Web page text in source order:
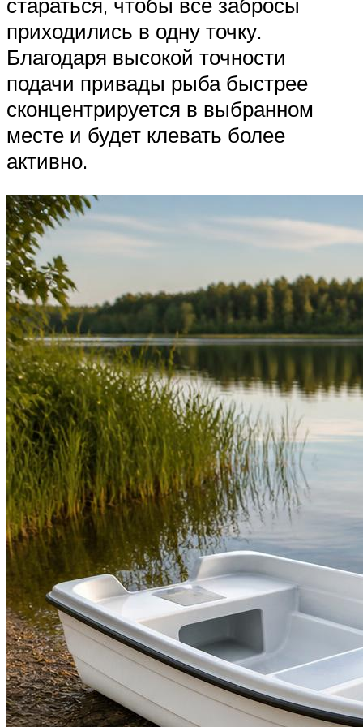
стараться, чтобы все забросы
приходились в одну точку.
Благодаря высокой точности
подачи привады рыба быстрее
сконцентрируется в выбранном
месте и будет клевать более
активно.